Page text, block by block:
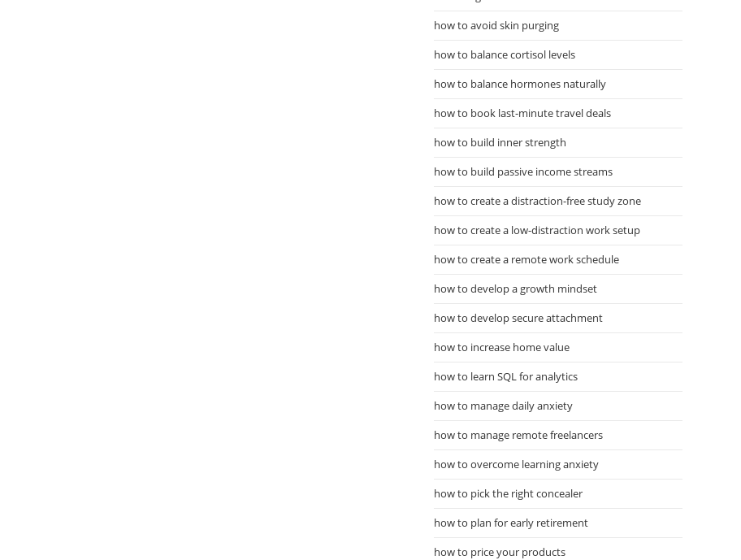
how to avoid skin purging
how to balance cortisol levels
how to balance hormones naturally
how to book last-minute travel deals
how to build inner strength
how to build passive income streams
how to create a distraction-free study zone
how to create a low-distraction work setup
how to create a remote work schedule
how to develop a growth mindset
how to develop secure attachment
how to increase home value
how to learn SQL for analytics
how to manage daily anxiety
how to manage remote freelancers
how to overcome learning anxiety
how to pick the right concealer
how to plan for early retirement
how to price your products